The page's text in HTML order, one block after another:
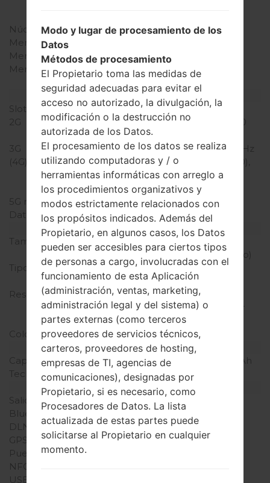
Núcleos de UCP
cuatro núcleos
Memoria RAM
Memoria interna
8GB
Memoria externa
microSD, hasta 32 GB
(ranura dedicada)
Red y Datos
Slot de tarjeta
1 Micro-SIM
2G
GSM 850/900/1800/1900
MHz
3G
HSPA 900/1900/2100 MHz
(4G) LTE
LTE band 1(2100), 3(1800),
7(2600), 8(900), 20(800)
MHz
5G network
-
Datos
GPRS/EDGE
Pantalla
Tamaño de la pantalla
4.7 pulgadas (~69.1%
relación pantalla-cuerpo)
Tipo de Pantalla
IPS LCD pantalla tactil
capacitiva
Resolución de Pantalla
720 x 1280 píxeles (~312
densidad de píxeles por
pulgada)
Colores de pantalla
16M colores
Batería y Teclado
Capacidad de batería
Extraíble Li-Ion 2100 mAh
Teclado físico
-
Interfaces
Salida de audio
3.5mm jack
Bluetooth
versión 4.1, A2DP, LE
DLNA
No
GPS
A-GPS, GLONASS
Puerto infrarrojo
NFC
USB
Modo y lugar de procesamiento de los
Datos
Métodos de procesamiento
El Propietario toma las medidas de
seguridad adecuadas para evitar el
acceso no autorizado, la divulgación, la
modificación o la destrucción no
autorizada de los Datos.
El procesamiento de los datos se realiza
utilizando computadoras y / o
herramientas informáticas con arreglo a
los procedimientos organizativos y
modos estrictamente relacionados con
los propósitos indicados. Además del
Propietario, en algunos casos, los Datos
pueden ser accesibles para ciertos tipos
de personas a cargo, involucradas con el
funcionamiento de esta Aplicación
(administración, ventas, marketing,
administración legal y del sistema) o
partes externas (como terceros
proveedores de servicios técnicos,
carteros, proveedores de hosting,
empresas de TI, agencias de
comunicaciones), designadas por
Propietario, si es necesario, como
Procesadores de Datos. La lista
actualizada de estas partes puede
solicitarse al Propietario en cualquier
momento.